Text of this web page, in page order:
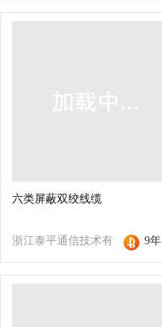
六类屏蔽双绞线缆
浙江泰平通信技术有
限公司
9年